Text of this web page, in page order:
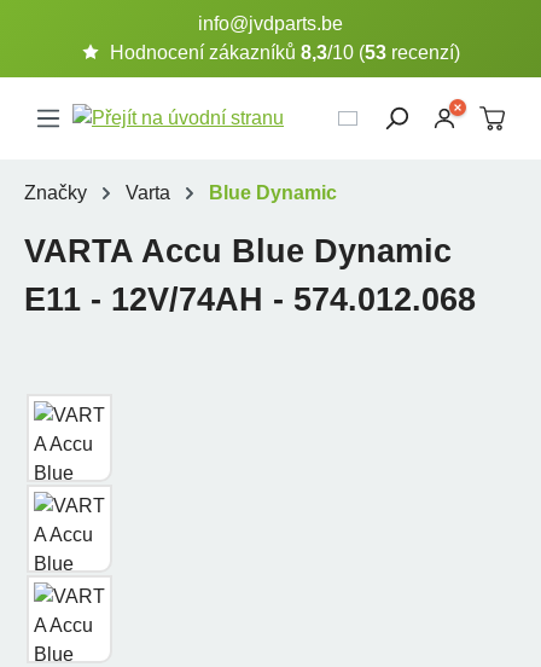
info@jvdparts.be
Hodnocení zákazníků 8,3/10 (53 recenzí)
Značky Varta Blue Dynamic
VARTA Accu Blue Dynamic
E11 - 12V/74AH - 574.012.068
Přeskočit galerii obrázků